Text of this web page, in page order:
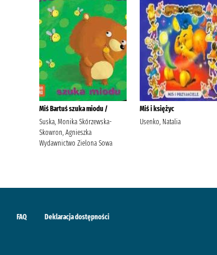
Miś Bartuś szuka miodu /
Suska, Monika Skórzewska-
Skowron, Agnieszka
Wydawnictwo Zielona Sowa
Miś i księżyc
Usenko, Natalia
FAQ Deklaracja dostępności